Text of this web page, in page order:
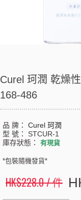
Curel 珂潤 乾燥
168-486
品 牌： Curel 珂潤
型 號： STCUR-1
庫存狀態： 有現貨
*包裝隨機發貨*
HK$228.0 / 件